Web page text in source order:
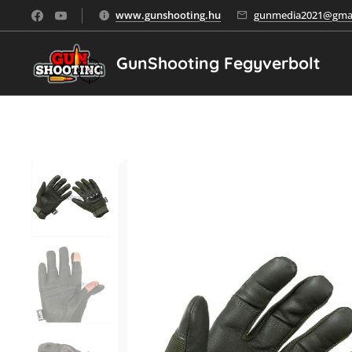
www.gunshooting.hu
GunShooting Fegyverbolt